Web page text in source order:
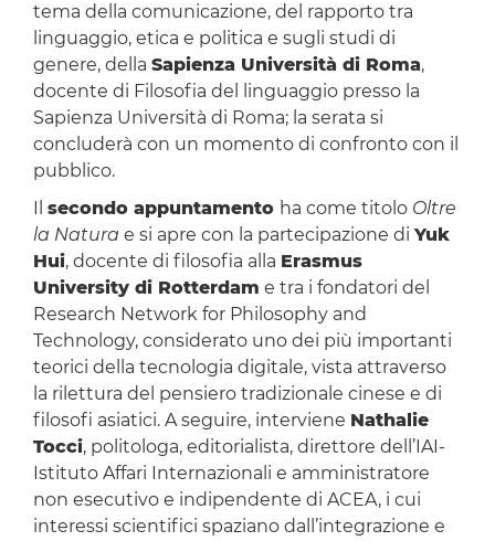
tema della comunicazione, del rapporto tra
linguaggio, etica e politica e sugli studi di
genere, della Sapienza Università di Roma,
docente di Filosofia del linguaggio presso la
Sapienza Università di Roma; la serata si
concluderà con un momento di confronto con il
pubblico.
secondo appuntamento ha come titolo Oltre
la Natura e si apre con la partecipazione di Yuk
Hui, docente di filosofia alla Erasmus
University di Rotterdam e tra i fondatori del
Research Network for Philosophy and
Technology, considerato uno dei più importanti
teorici della tecnologia digitale, vista attraverso
la rilettura del pensiero tradizionale cinese e di
filosofi asiatici. A seguire, interviene Nathalie
Tocci, politologa, editorialista, direttore dell’IAI-
Istituto Affari Internazionali e amministratore
non esecutivo e indipendente di ACEA, i cui
interessi scientifici spaziano dall’integrazione e